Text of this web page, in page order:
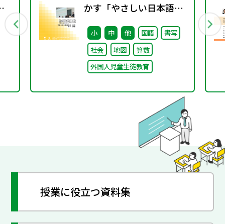
かす「やさしい日本語」
③ ～「保護者への（学校
運営としての）やさしい
日本語」～
小 中 他 国語
書写
社会
地図
算数
外国人児童生徒教育
授業に役立つ資料集